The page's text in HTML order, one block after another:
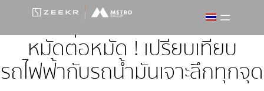
ยัง
หมัดต่อหมัด ! เปรียบเทียบ
รถไฟฟ้ากับรถน้ำมันเจาะลึกทุกจุด